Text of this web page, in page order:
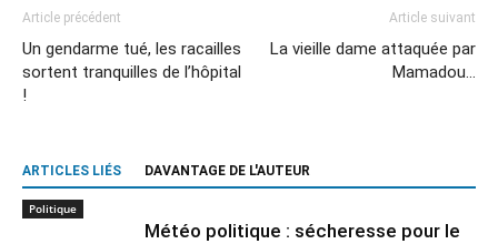
Article précédent
Un gendarme tué, les racailles
sortent tranquilles de l’hôpital
!
Article suivant
La vieille dame attaquée par
Mamadou…
ARTICLES LIÉS DAVANTAGE DE L'AUTEUR
Politique
Météo politique : sécheresse pour le